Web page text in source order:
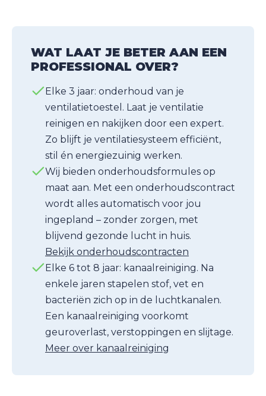
WAT LAAT JE BETER AAN EEN
PROFESSIONAL OVER?
Elke 3 jaar: onderhoud van je
ventilatietoestel. Laat je ventilatie
reinigen en nakijken door een expert.
Zo blijft je ventilatiesysteem efficiënt,
stil én energiezuinig werken.
Wij bieden onderhoudsformules op
maat aan. Met een onderhoudscontract
wordt alles automatisch voor jou
ingepland – zonder zorgen, met
blijvend gezonde lucht in huis.
Bekijk onderhoudscontracten
Elke 6 tot 8 jaar: kanaalreiniging. Na
enkele jaren stapelen stof, vet en
bacteriën zich op in de luchtkanalen.
Een kanaalreiniging voorkomt
geuroverlast, verstoppingen en slijtage.
Meer over kanaalreiniging